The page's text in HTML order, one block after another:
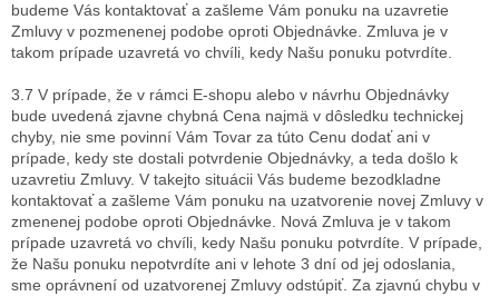
budeme Vás kontaktovať a zašleme Vám ponuku na uzavretie
Zmluvy v pozmenenej podobe oproti Objednávke. Zmluva je v
takom prípade uzavretá vo chvíli, kedy Našu ponuku potvrdíte.
3.7 V prípade, že v rámci E-shopu alebo v návrhu Objednávky
bude uvedená zjavne chybná Cena najmä v dôsledku technickej
chyby, nie sme povinní Vám Tovar za túto Cenu dodať ani v
prípade, kedy ste dostali potvrdenie Objednávky, a teda došlo k
uzavretiu Zmluvy. V takejto situácii Vás budeme bezodkladne
kontaktovať a zašleme Vám ponuku na uzatvorenie novej Zmluvy v
zmenenej podobe oproti Objednávke. Nová Zmluva je v takom
prípade uzavretá vo chvíli, kedy Našu ponuku potvrdíte. V prípade,
že Našu ponuku nepotvrdíte ani v lehote 3 dní od jej odoslania,
sme oprávnení od uzatvorenej Zmluvy odstúpiť. Za zjavnú chybu v